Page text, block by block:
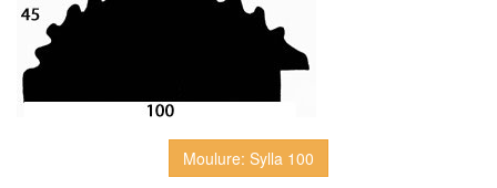
Moulure: Sylla 100